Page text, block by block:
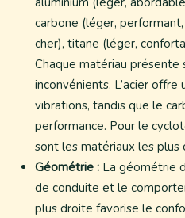
carbone (léger,
cher), titane (léger,
Chaque matériau
inconvénients. L’acier
vibrations, tandis que le
performance. Pour le
sont les matériaux les plus
Géométrie : La géométrie
de conduite et le
plus droite favorise le